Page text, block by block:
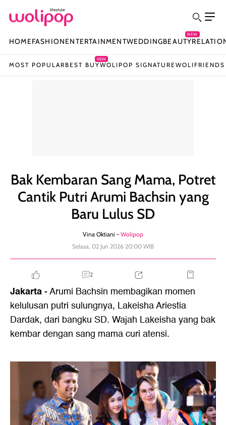
HOMEFASHIONENTERTAINMENTWEDDINGBEAUTY
NEW
MOST POPULAR BEST BUY
NEW
WOLIPOP SIGNATUREWOLIFRIENDS
Bak Kembaran Sang Mama, Potret
Cantik Putri Arumi Bachsin yang
Baru Lulus SD
Vina Oktiani - Wolipop
Selasa, 02 Jun 2026 20:00 WIB
2
Jakarta- Arumi Bachsin membagikan momen
kelulusan putri sulungnya, Lakeisha Ariestia
Dardak, dari bangku SD. Wajah Lakeisha yang bak
kembar dengan sang mama curi atensi.